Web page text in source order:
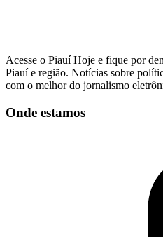
Acesse o Piauí Hoje e fique por
Piauí e região. Notícias sobre
com o melhor do jornalismo
Onde estamos